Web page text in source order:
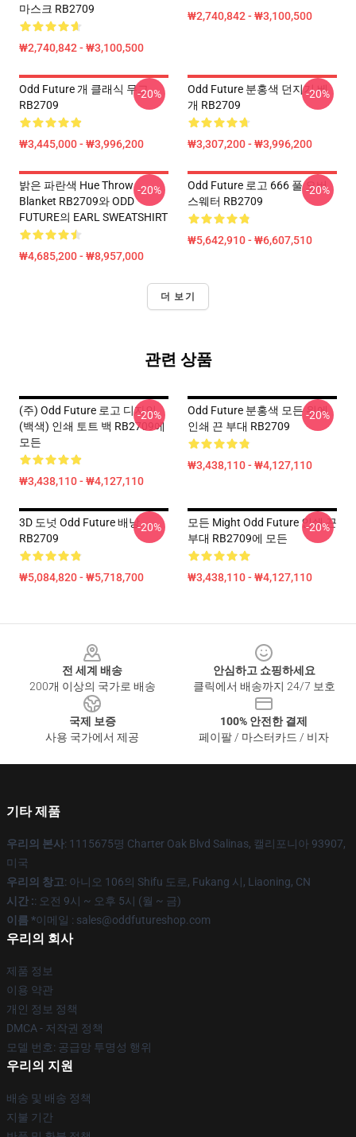
마스크 RB2709
₩2,740,842 - ₩3,100,500
₩2,740,842 - ₩3,100,500
Odd Future 개 클래식 무그
RB2709
₩3,445,000 - ₩3,996,200
-20%
Odd Future 분홍색 던지기 베
개 RB2709
₩3,307,200 - ₩3,996,200
-20%
밝은 파란색 Hue Throw
Blanket RB2709와 ODD
FUTURE의 EARL SWEATSHIRT
₩4,685,200 - ₩8,957,000
-20%
Odd Future 로고 666 풀 오버
스웨터 RB2709
₩5,642,910 - ₩6,607,510
-20%
더 보기
관련 상품
(주) Odd Future 로고 디자인
(백색) 인쇄 토트 백 RB2709에
모든
₩3,438,110 - ₩4,127,110
-20%
Odd Future 분홍색 모든 위에
인쇄 끈 부대 RB2709
₩3,438,110 - ₩4,127,110
-20%
3D 도넛 Odd Future 배낭
RB2709
₩5,084,820 - ₩5,718,700
-20%
모든 Might Odd Future 인쇄 끈
부대 RB2709에 모든
₩3,438,110 - ₩4,127,110
-20%
전 세계 배송
200개 이상의 국가로 배송
안심하고 쇼핑하세요
클릭에서 배송까지 24/7 보호
국제 보증
사용 국가에서 제공
100% 안전한 결제
페이팔 / 마스터카드 / 비자
기타 제품
우리의 본사: 1115675명 Charter Oak Blvd Salinas, 캘리포니아 93907,
미국
우리의 창고: 아니오 106의 Shifu 도로, Fukang 시, Liaoning, CN
시간 :: 오전 9시 ~ 오후 5시 (월 ~ 금)
이름 *이메일 : sales@oddfutureshop.com
우리의 회사
제품 정보
이용 약관
개인 정보 정책
DMCA - 저작권 정책
모델 번호: 공급망 투명성 행위
우리의 지원
배송 및 배송 정책
지불 기간